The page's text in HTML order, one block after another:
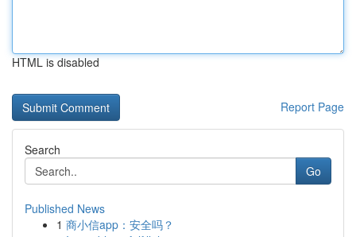
HTML is disabled
Report Page
Search
Go
Published News
1 商小信app：安全吗？